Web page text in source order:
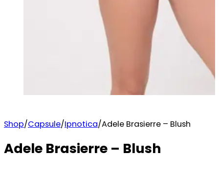
Shop/Capsule/Ipnotica/Adele Brasierre – Blush
Adele Brasierre – Blush